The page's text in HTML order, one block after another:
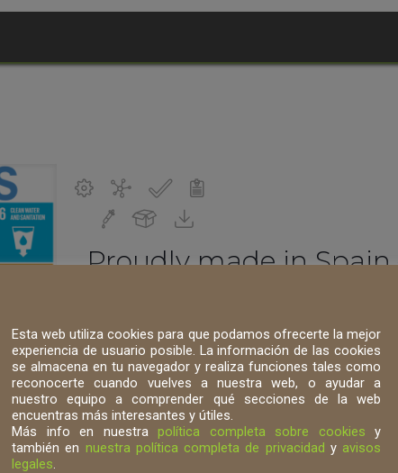
Proudly made in Spain
algae-based
Nutrialgae, the novel sustainable algae
Esta web utiliza cookies para que podamos ofrecerte la mejor
experiencia de usuario posible. La información de las cookies
se almacena en tu navegador y realiza funciones tales como
reconocerte cuando vuelves a nuestra web, o ayudar a
nuestro equipo a comprender qué secciones de la web
encuentras más interesantes y útiles.
Más info en nuestra política completa sobre cookies y
también en nuestra política completa de privacidad y avisos
legales.